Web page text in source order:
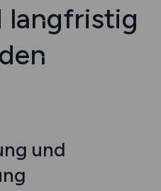
langfristig
und